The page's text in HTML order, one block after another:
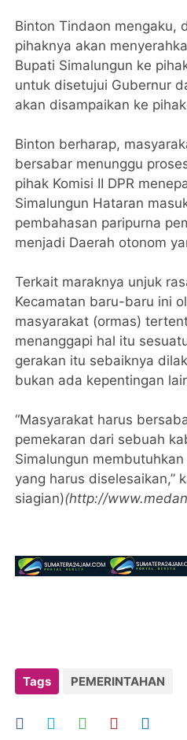
Binton Tindaon mengaku,
pihaknya akan
Bupati Simalungun ke
untuk disetujui Gubernur
akan disampaikan ke pihak
Binton berharap,
bersabar menunggu
pihak Komisi II DPR
Simalungun Hataran
pembahasan paripurna
menjadi Daerah otonom
Terkait maraknya unjuk
Kecamatan baru-baru ini
masyarakat (ormas)
menanggapi hal itu
gerakan itu sebaiknya
bukan ada kepentingan
“Masyarakat harus
pemekaran dari sebuah
Simalungun
yang harus diselesaikan,”
siagian)(http://
Tags PEMERINTAHAN